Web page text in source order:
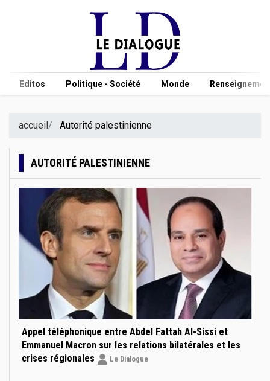
Editos Politique - Société Monde
accueil Autorité palestinienne
AUTORITÉ PALESTINIENNE
Appel téléphonique entre Abdel Fattah Al-Sissi et
Emmanuel Macron sur les relations bilatérales et les
crises régionales
Le Dialogue